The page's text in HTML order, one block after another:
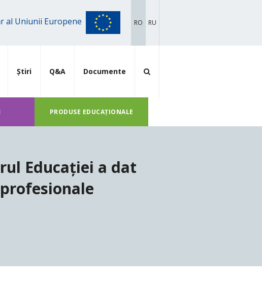
al Uniunii Europene RO RU
Știri Q&A Documente
PRODUSE EDUCAȚIONALE
Educației a dat